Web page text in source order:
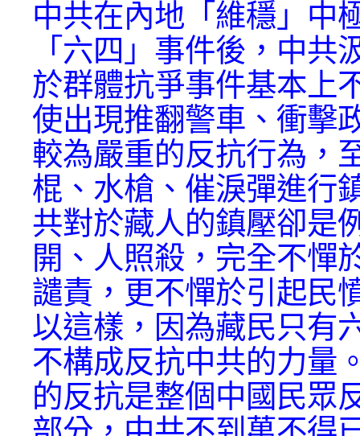
中共在內地「維穩」中
「六四」事件後，中共
於群體抗爭事件基本上
使出現推翻警車、衝擊
較為嚴重的反抗行為，
棍、水槍、催淚彈進行
共對於藏人的鎮壓卻是
開、人照殺，完全不憚
譴責，更不憚於引起民
以這樣，因為藏民只有
不構成反抗中共的力量
的反抗是整個中國民眾